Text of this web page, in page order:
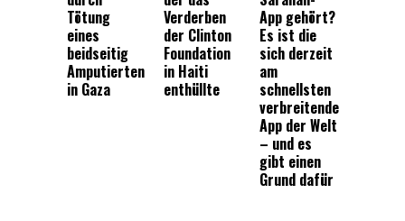
Tötung
eines
beidseitig
Amputierten
in Gaza
Verderben
der Clinton
Foundation
in Haiti
enthüllte
App gehört?
Es ist die
sich derzeit
am
schnellsten
verbreitende
App der Welt
– und es
gibt einen
Grund dafür